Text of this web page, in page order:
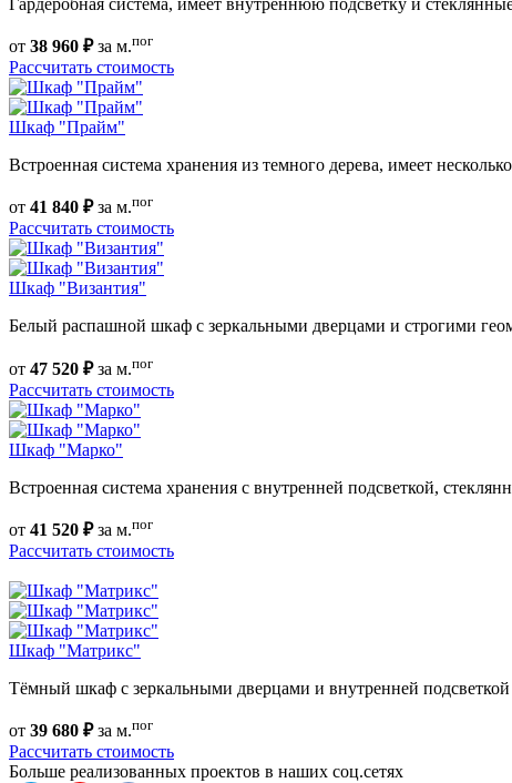
от 38 960 ₽за м.пог
Рассчитать стоимость
Шкаф "Прайм"
Встроенная система хранения из темного дерева, имеет
от 41 840 ₽за м.пог
Рассчитать стоимость
Шкаф "Византия"
Белый распашной шкаф с зеркальными дверцами и строгими
от 47 520 ₽за м.пог
Рассчитать стоимость
Шкаф "Марко"
Встроенная система хранения с внутренней подсветкой,
от 41 520 ₽за м.пог
Рассчитать стоимость
Шкаф "Матрикс"
Тёмный шкаф с зеркальными дверцами и внутренней подсветкой
от 39 680 ₽за м.пог
Рассчитать стоимость
Больше реализованных проектов в наших соц.сетях